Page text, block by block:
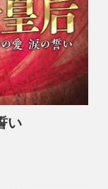
い